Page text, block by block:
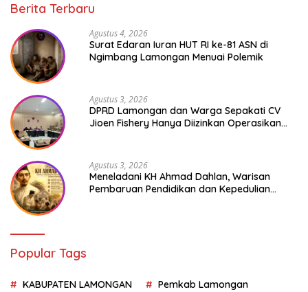
Berita Terbaru
Agustus 4, 2026
Surat Edaran Iuran HUT RI ke-81 ASN di
Ngimbang Lamongan Menuai Polemik
Agustus 3, 2026
DPRD Lamongan dan Warga Sepakati CV
Jioen Fishery Hanya Diizinkan Operasikan
Agustus 3, 2026
Meneladani KH Ahmad Dahlan, Warisan
Pembaruan Pendidikan dan Kepedulian
Popular Tags
KABUPATEN LAMONGAN Pemkab Lamongan